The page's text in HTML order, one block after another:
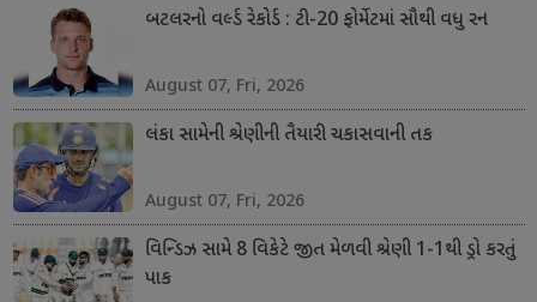
બટલરનો વર્લ્ડ રેકોર્ડ : ટી-20 ફોર્મેટમાં સૌથી વધુ રન
August 07, Fri, 2026
લંકા સામેની શ્રેણીની તૈયારી ચકાસવાની તક
August 07, Fri, 2026
વિન્ડિઝ સામે 8 વિકેટે જીત મેળવી શ્રેણી 1-1થી ડ્રો કરતું
પાક